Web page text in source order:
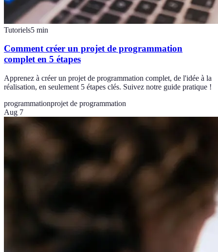
Tutoriels5 min
Comment créer un projet de programmation
complet en 5 étapes
Apprenez à créer un projet de programmation complet, de l'idée à la
réalisation, en seulement 5 étapes clés. Suivez notre guide pratique !
programmationprojet de programmation
Aug 7